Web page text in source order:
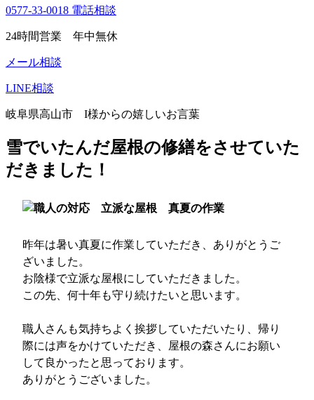
0577-33-0018 電話相談
24時間営業 年中無休
メール相談
LINE相談
岐阜県高山市 I様からの嬉しいお言葉
雪でいたんだ屋根の修繕をさせていた
だきました！
昨年は暑い真夏に作業していただき、ありがとうご
ざいました。
お陰様で立派な屋根にしていただきました。
この先、何十年も守り続けたいと思います。
職人さんも気持ちよく挨拶していただいたり、帰り
際には声をかけていただき、屋根の森さんにお願い
して良かったと思っております。
ありがとうございました。